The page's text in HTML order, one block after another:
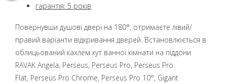
гарантія: 5 років
Повернувши душові двері на 180°, отримаєте лівий/
правий варіанти відкривання дверей. Встановлюється в
облицьований кахлем кут ванної кімнати на піддони
RAVAK Angela, Perseus, Perseus Pro, Perseus Pro
Flat, Perseus Pro Chrome, Perseus Pro 10°, Gigant